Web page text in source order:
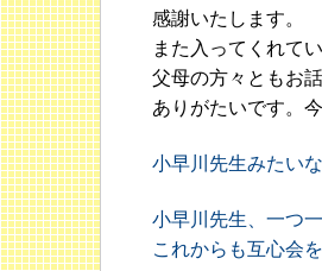
感謝いたします。
また入ってくれて
父母の方々ともお
ありがたいです。
小早川先生みたい
小早川先生、一つ
これからも互心会